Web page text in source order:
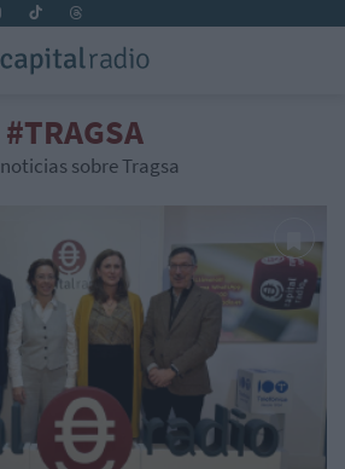
#TRAGSA
sobre Tragsa